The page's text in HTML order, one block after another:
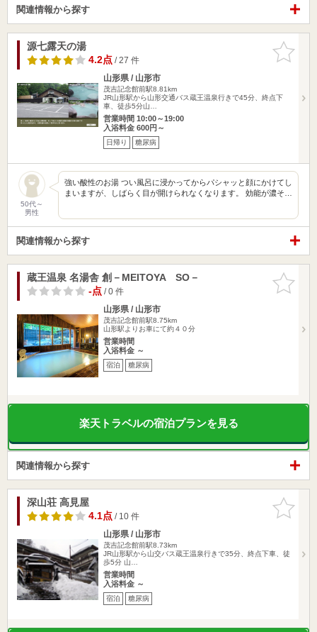
関連情報から探す
お気に入
りに追加
源七露天の湯
4.2点/ 27 件
山形県 / 山形市
茂吉記念館前駅8.81km
JR山形駅から山形交通バス蔵王温泉行きで45分、終点下
車、徒歩5分山…
営業時間 10:00～19:00
入浴料金 600円～
日帰り 糖尿病
50代～
男性
強い酸性のお湯 つい風呂に浸かってからパシャッと顔にかけてし
まいますが、しばらく目が開けられなくなります。 効能が濃そ…
関連情報から探す
お気に入
りに追加
蔵王温泉 名湯舎 創－MEITOYA SO－
-点/ 0 件
山形県 / 山形市
茂吉記念館前駅8.75km
山形駅よりお車にて約４０分
営業時間
入浴料金 ～
宿泊 糖尿病
楽天トラベルの宿泊プランを見る
関連情報から探す
お気に入
りに追加
深山荘 高見屋
4.1点/ 10 件
山形県 / 山形市
茂吉記念館前駅8.73km
JR山形駅から山交バス蔵王温泉行きで35分、終点下車、徒
歩5分 山…
営業時間
入浴料金 ～
宿泊 糖尿病